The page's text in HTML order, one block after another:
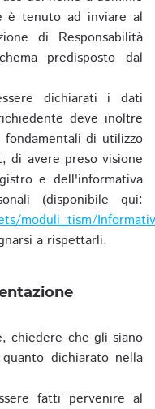
è tenuto ad inviare al
di Responsabilità
predisposto dal
dichiarati i dati
deve inoltre
di utilizzo
di avere preso visione
e dell'informativa
(disponibile qui:
moduli_tism/
a rispettarli.
chiedere che gli siano
dichiarato nella
fatti pervenire al